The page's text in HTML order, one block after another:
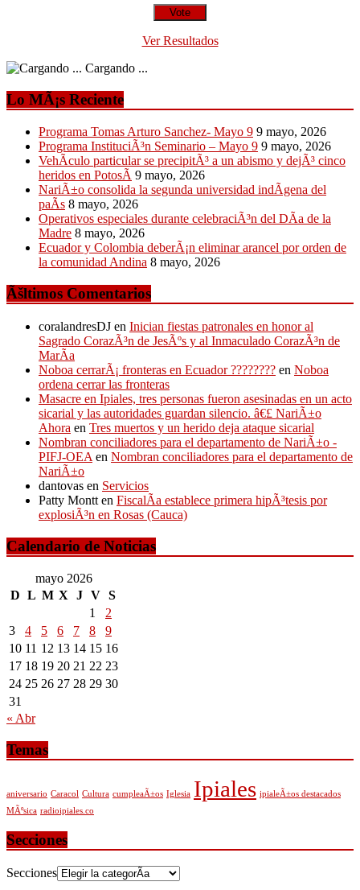
Ver Resultados
Cargando ...
Lo MÃ¡s Reciente
Programa Tomas Arturo Sanchez- Mayo 9 9 mayo, 2026
Programa InstituciÃ³n Seminario – Mayo 9 9 mayo, 2026
VehÃ­culo particular se precipitÃ³ a un abismo y dejÃ³ cinco
heridos en PotosÃ­ 9 mayo, 2026
NariÃ±o consolida la segunda universidad indÃ­gena del
paÃ­s 8 mayo, 2026
Operativos especiales durante celebraciÃ³n del DÃ­a de la
Madre 8 mayo, 2026
Ecuador y Colombia deberÃ¡n eliminar arancel por orden de
la comunidad Andina 8 mayo, 2026
Ãšltimos Comentarios
coralandresDJ en Inician fiestas patronales en honor al
Sagrado CorazÃ³n de JesÃºs y al Inmaculado CorazÃ³n de
MarÃ­a
Noboa cerrarÃ¡ fronteras en Ecuador ???????? en Noboa
ordena cerrar las fronteras
Masacre en Ipiales, tres personas fueron asesinadas en un acto
sicarial y las autoridades guardan silencio. â€£ NariÃ±o
Ahora en Tres muertos y un herido deja ataque sicarial
Nombran conciliadores para el departamento de NariÃ±o -
PIFJ-OEA en Nombran conciliadores para el departamento de
NariÃ±o
dantovas en Servicios
Patty Montt en FiscalÃ­a establece primera hipÃ³tesis por
explosiÃ³n en Rosas (Cauca)
Calendario de Noticias
mayo 2026
D L M X J V S
1
2
3
4 5 6 7 8
9
10 11 12 13 14 15 16
17 18 19 20 21 22 23
24 25 26 27 28 29 30
31
« Abr
Temas
aniversario Caracol Cultura cumpleaÃ±os Iglesia Ipiales ipialeÃ±os destacados
MÃºsica radioipiales.co
Secciones
Secciones